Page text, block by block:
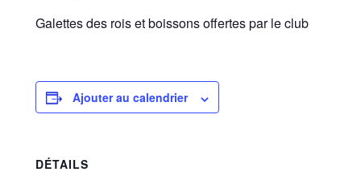
Galettes des rois et boissons offertes par le club
Ajouter au calendrier
DÉTAILS